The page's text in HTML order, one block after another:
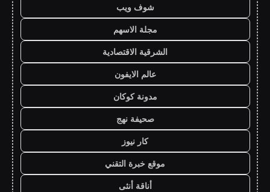
شوف ويب
مجلة الاسهم
الشرقية الاقتصادية
عالم الايفون
مدونة كوكان
صحيفة نهج
كار نيوز
موقع خبرة التقني
أناقة أنثى